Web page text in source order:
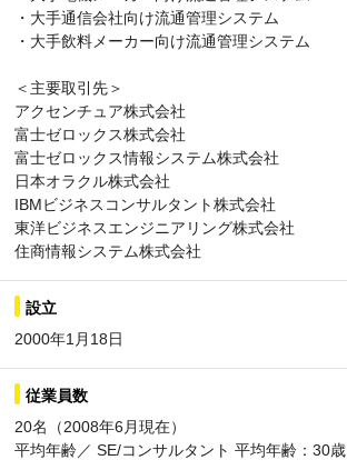
・大手通信会社向け流通管理システム
・大手飲料メーカー向け流通管理システム
＜主要取引先＞
アクセンチュア株式会社
富士ゼロックス株式会社
富士ゼロックス情報システム株式会社
日本オラクル株式会社
IBMビジネスコンサルタント株式会社
東洋ビジネスエンジニアリング株式会社
住商情報システム株式会社
設立
2000年1月18日
従業員数
20名（2008年6月現在）
平均年齢／ SE/コンサルタント 平均年齢：30歳